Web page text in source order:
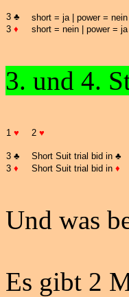
3 ♣ short = ja| power = nein
3 ♦ short = nein | power = ja
3. und 4.
1 ♥ 2 ♥
3 ♣ Short Suit trial bid in ♣
3 ♦ Short Suit trial bid in ♦
Und was
Es gibt 2